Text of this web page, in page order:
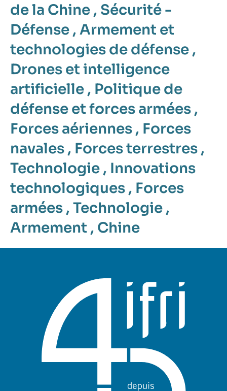
de la Chine , Sécurité -
Défense , Armement et
technologies de défense ,
Drones et intelligence
artificielle , Politique de
défense et forces armées ,
Forces aériennes , Forces
navales , Forces terrestres ,
Technologie , Innovations
technologiques , Forces
armées , Technologie ,
Armement , Chine